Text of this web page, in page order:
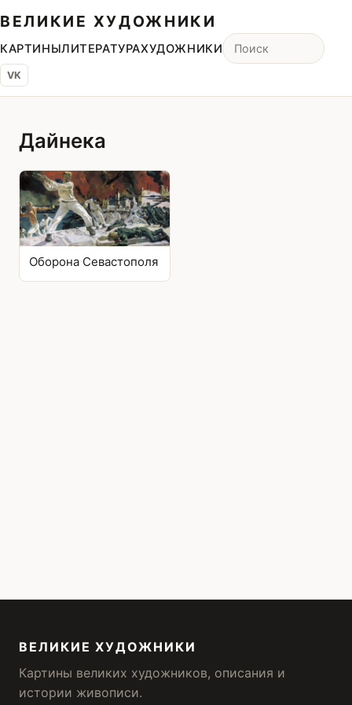
ВЕЛИКИЕ ХУДОЖНИКИ
КАРТИНЫЛИТЕРАТУРАХУДОЖНИКИ
VK
Дайнека
Оборона Севастополя
ВЕЛИКИЕ ХУДОЖНИКИ
Картины великих художников, описания и
истории живописи.